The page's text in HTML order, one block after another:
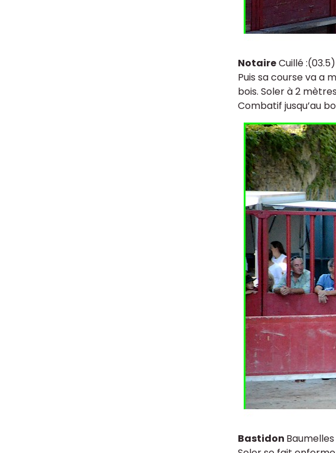
NotaireCuillé
Puis sa course va a
bois. Soler à 2
Combatif jusqu’au
Bastidon